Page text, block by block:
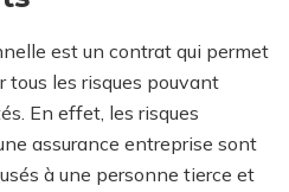
est un contrat qui permet
tous les risques pouvant
En effet, les risques
assurance entreprise sont
à une personne tierce et